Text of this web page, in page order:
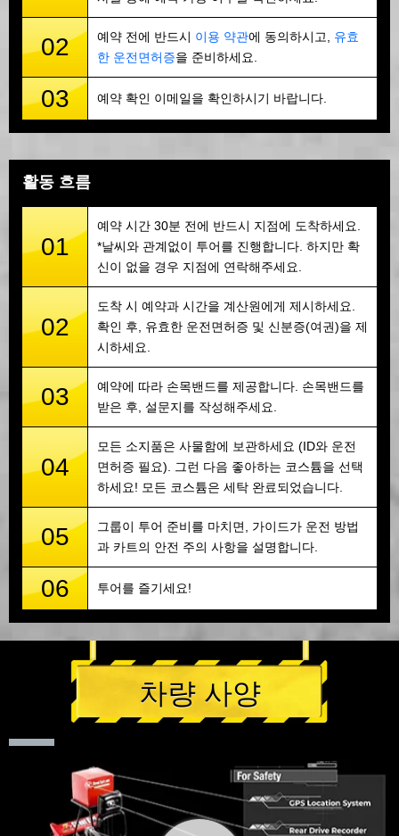
02 예약 전에 반드시 이용 약관에 동의하시고, 유효
한 운전면허증을 준비하세요.
03 예약 확인 이메일을 확인하시기 바랍니다.
활동 흐름
01
예약 시간 30분 전에 반드시 지점에 도착하세요.
*날씨와 관계없이 투어를 진행합니다. 하지만 확
신이 없을 경우 지점에 연락해주세요.
02
도착 시 예약과 시간을 계산원에게 제시하세요.
확인 후, 유효한 운전면허증 및 신분증(여권)을 제
시하세요.
03
예약에 따라 손목밴드를 제공합니다. 손목밴드를
받은 후, 설문지를 작성해주세요.
04
모든 소지품은 사물함에 보관하세요 (ID와 운전
면허증 필요). 그런 다음 좋아하는 코스튬을 선택
하세요! 모든 코스튬은 세탁 완료되었습니다.
05
그룹이 투어 준비를 마치면, 가이드가 운전 방법
과 카트의 안전 주의 사항을 설명합니다.
06 투어를 즐기세요!
차량 사양